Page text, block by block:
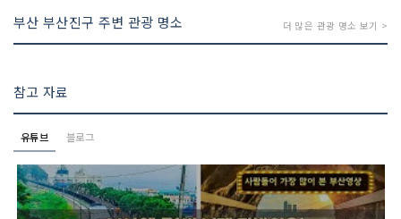
부산 부산진구 주변 관광 명소 더 많은 관광 명소 보기 >
참고 자료
유튜브 블로그